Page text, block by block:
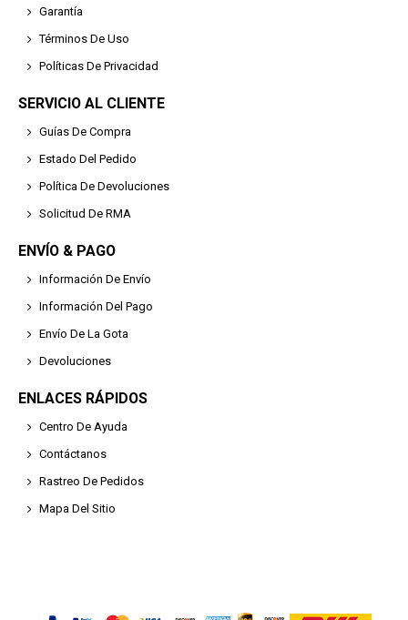
Garantía
Términos De Uso
Políticas De Privacidad
SERVICIO AL CLIENTE
Guías De Compra
Estado Del Pedido
Política De Devoluciones
Solicitud De RMA
ENVÍO & PAGO
Información De Envío
Información Del Pago
Envío De La Gota
Devoluciones
ENLACES RÁPIDOS
Centro De Ayuda
Contáctanos
Rastreo De Pedidos
Mapa Del Sitio